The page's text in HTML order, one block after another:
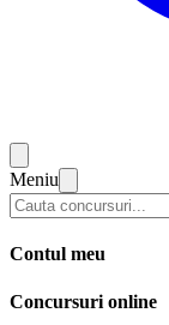
Meniu
Contul meu
Concursuri online